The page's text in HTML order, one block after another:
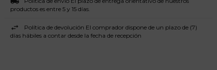
productos es entre 5 y 15 días.
Política de devolución El comprador dispone de un plazo de (7)
días hábiles a contar desde la fecha de recepción